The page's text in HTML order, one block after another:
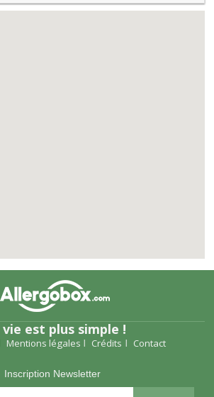
vie est plus simple !
Mentions légales Crédits Contact
Inscription Newsletter